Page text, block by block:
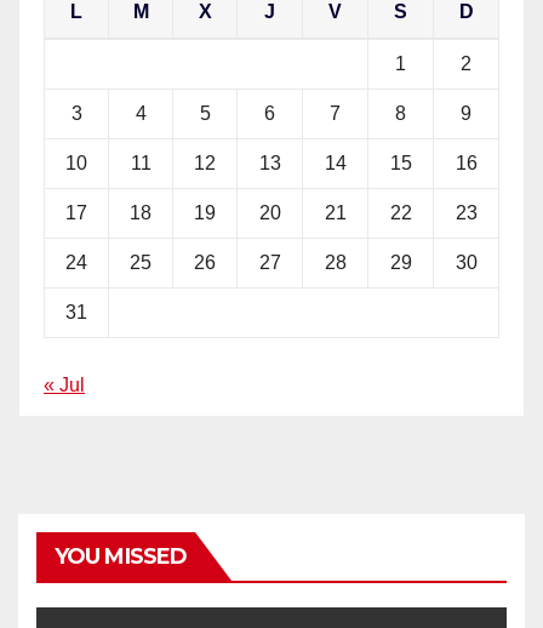
L M X J V S D
1 2
3 4 5 6 7 8 9
10 11 12 13 14 15 16
17 18 19 20 21 22 23
24 25 26 27 28 29 30
31
« Jul
YOU MISSED